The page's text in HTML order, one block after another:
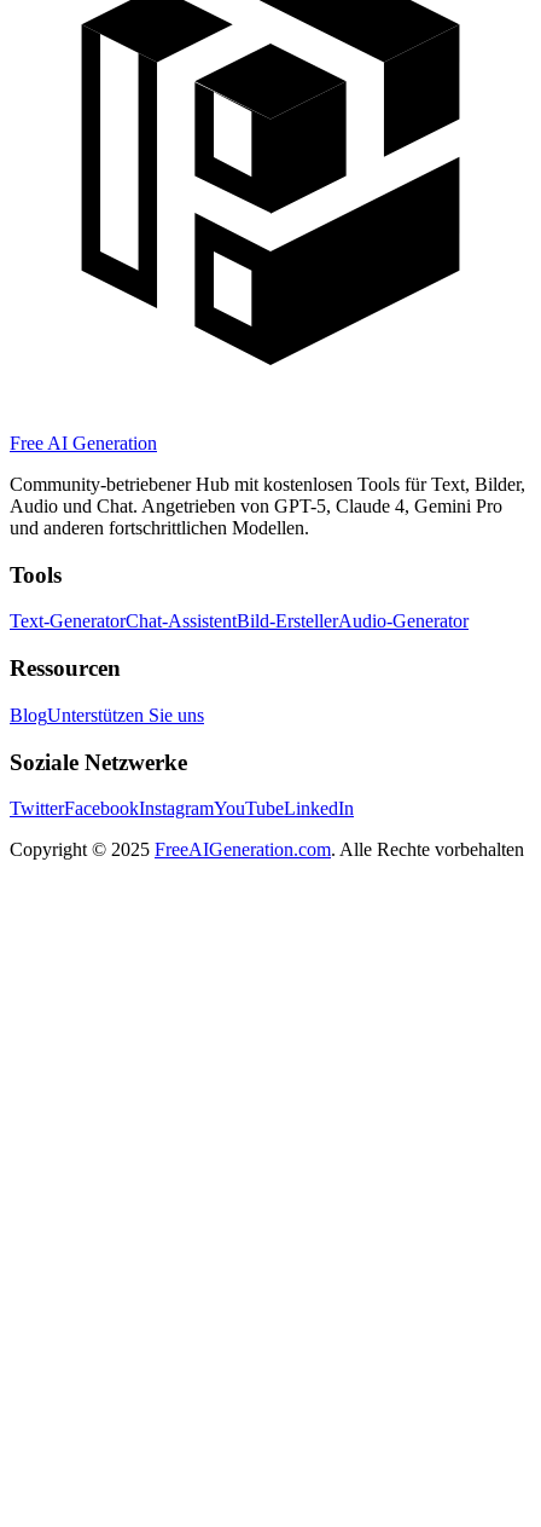
Free AI Generation
Community-betriebener Hub mit kostenlosen Tools für Text, Bilder,
Audio und Chat. Angetrieben von GPT-5, Claude 4, Gemini Pro
und anderen fortschrittlichen Modellen.
Tools
Text-GeneratorChat-AssistentBild-ErstellerAudio-Generator
Ressourcen
BlogUnterstützen Sie uns
Soziale Netzwerke
TwitterFacebookInstagramYouTubeLinkedIn
Copyright © 2025 FreeAIGeneration.com. Alle Rechte vorbehalten